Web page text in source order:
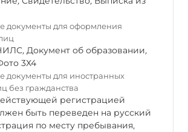
документы для оформления
, Документ об образовании,
3Х4
документы для иностранных
без гражданства
регистрацией
быть переведен на русский
по месту пребывания,